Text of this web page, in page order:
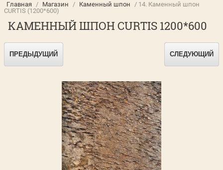
Главная / Магазин / Каменный шпон / 14. Каменный шпон
CURTIS (1200*600)
КАМЕННЫЙ ШПОН CURTIS 1200*600
ПРЕДЫДУЩИЙ СЛЕДУЮЩИЙ